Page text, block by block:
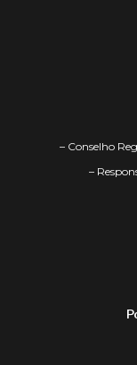
– Conselho
–